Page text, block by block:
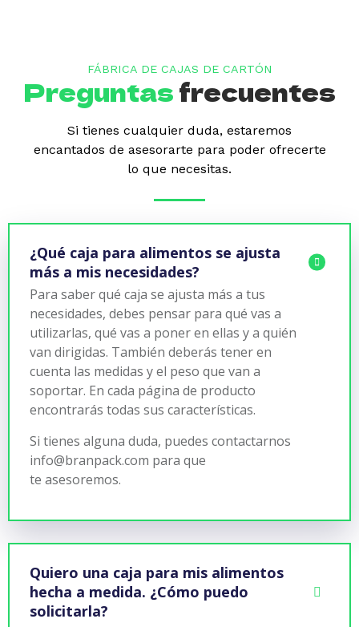
FÁBRICA DE CAJAS DE CARTÓN
Preguntasfrecuentes
Si tienes cualquier duda, estaremos
encantados de asesorarte para poder ofrecerte
lo que necesitas.
¿Qué caja para alimentos se ajusta
más a mis necesidades?
Para saber qué caja se ajusta más a tus
necesidades, debes pensar para qué vas a
utilizarlas, qué vas a poner en ellas y a quién
van dirigidas. También deberás tener en
cuenta las medidas y el peso que van a
soportar. En cada página de producto
encontrarás todas sus características.
Si tienes alguna duda, puedes contactarnos
info@branpack.com para que
te asesoremos.
Quiero una caja para mis alimentos
hecha a medida. ¿Cómo puedo
solicitarla?